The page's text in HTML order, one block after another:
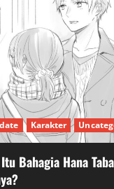
Karakter
Bahagia Hana